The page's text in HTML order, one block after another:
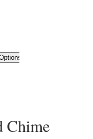
Chime